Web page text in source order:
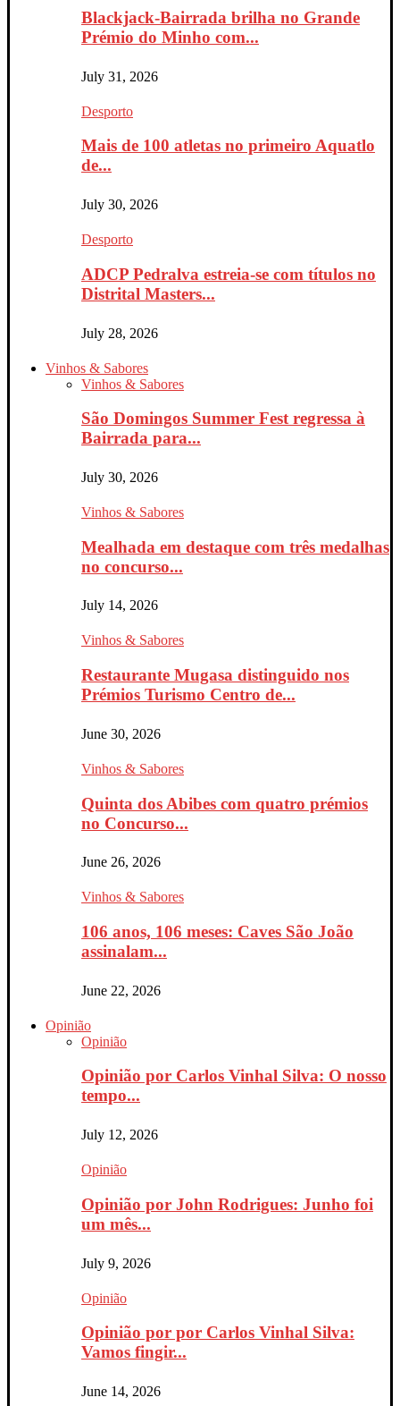
Blackjack-Bairrada brilha no Grande
Prémio do Minho com...
July 31, 2026
Desporto
Mais de 100 atletas no primeiro Aquatlo
de...
July 30, 2026
Desporto
ADCP Pedralva estreia-se com títulos no
Distrital Masters...
July 28, 2026
Vinhos & Sabores
Vinhos & Sabores
São Domingos Summer Fest regressa à
Bairrada para...
July 30, 2026
Vinhos & Sabores
Mealhada em destaque com três medalhas
no concurso...
July 14, 2026
Vinhos & Sabores
Restaurante Mugasa distinguido nos
Prémios Turismo Centro de...
June 30, 2026
Vinhos & Sabores
Quinta dos Abibes com quatro prémios
no Concurso...
June 26, 2026
Vinhos & Sabores
106 anos, 106 meses: Caves São João
assinalam...
June 22, 2026
Opinião
Opinião
Opinião por Carlos Vinhal Silva: O nosso
tempo...
July 12, 2026
Opinião
Opinião por John Rodrigues: Junho foi
um mês...
July 9, 2026
Opinião
Opinião por por Carlos Vinhal Silva:
Vamos fingir...
June 14, 2026